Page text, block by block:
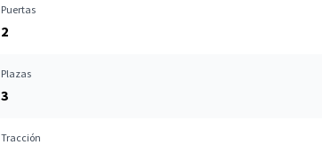
Puertas
2
Plazas
3
Tracción